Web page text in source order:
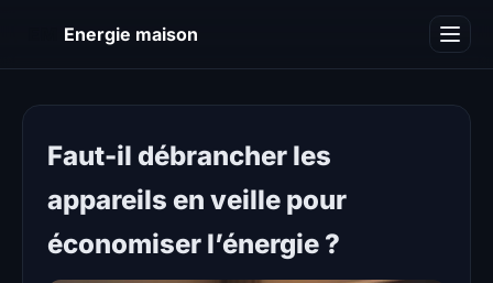
Energie maison
Faut-il débrancher les
appareils en veille pour
économiser l’énergie ?